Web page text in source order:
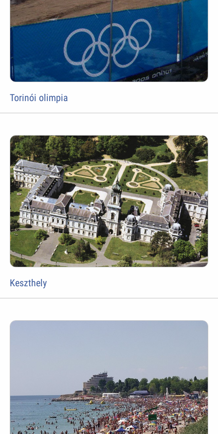
Torinói olimpia
Keszthely